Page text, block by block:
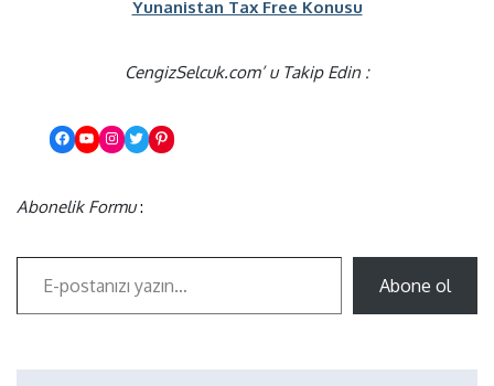
Yunanistan Tax Free Konusu
CengizSelcuk.com’ u Takip Edin :
Abonelik Formu:
Abone ol